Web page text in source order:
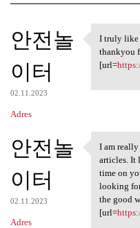
K
o
m
e
n
a
r
z
e
안전놀
이터
02.11.2023
Adres
I truly
I truly like
thankyou
[url=
안전놀
이터
02.11.2023
Adres
I am
I am
articles. It
time on
looking
the good
[url=